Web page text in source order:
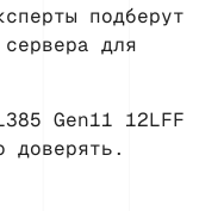
подберут
для
Gen11 12LFF
доверять.